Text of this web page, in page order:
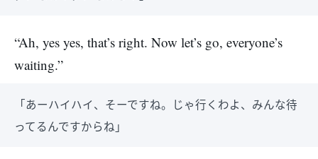
“Ah, yes yes, that’s right. Now let’s go, everyone’s
waiting.”
「あーハイハイ、そーですね。じゃ行くわよ、みんな待
ってるんですからね」